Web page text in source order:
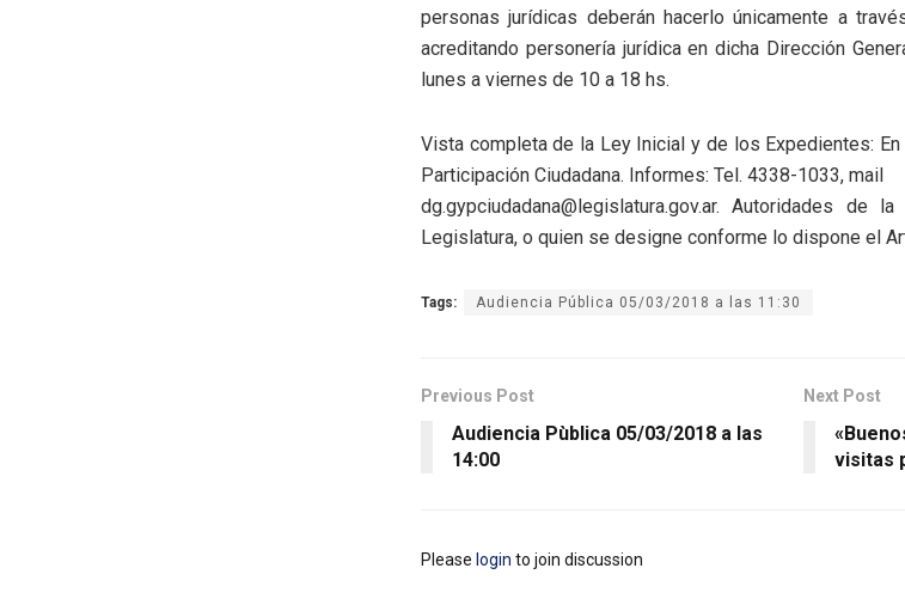
personas jurídicas deberán hacerlo únicamente a
acreditando personería jurídica en dicha Dirección
lunes a viernes de 10 a 18 hs.
Vista completa de la Ley Inicial y de los Expedientes:
Participación Ciudadana. Informes: Tel. 4338-1033, mail
dg.gypciudadana@legislatura.gov.ar. Autoridades de
Legislatura, o quien se designe conforme lo dispone el
Tags: Audiencia Pública 05/03/2018 a las 11:30
Previous Post
Audiencia Pùblica 05/03/2018 a las
14:00
Next Post
visitas
Please login to join discussion